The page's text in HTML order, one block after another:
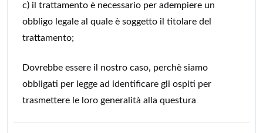
c) il trattamento è necessario per adempiere un
obbligo legale al quale è soggetto il titolare del
trattamento;
Dovrebbe essere il nostro caso, perchè siamo
obbligati per legge ad identificare gli ospiti per
trasmettere le loro generalità alla questura